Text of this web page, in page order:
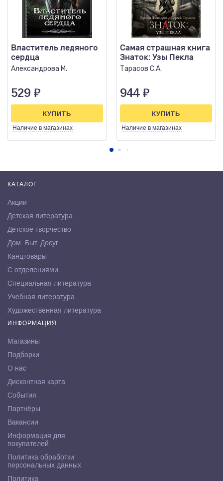
Властитель ледяного
сердца
Александрова М.
529 ₽
Наличие в магазинах
КУПИТЬ
Самая страшная книга
Знаток: Узы Пекла
Тарасов С.А.
944 ₽
Наличие в магазинах
КУПИТЬ
КАТАЛОГ
Акции
Детская литература
Детское творчество
Дом. Быт. Досуг.
Канцтовары
С отделениями
Специальная литература
Учебная литература
Художественная литература
ИНФОРМАЦИЯ
Магазины
Подборки
О нас
Дисконтная карта
События
Партнёры
Вакансии
Информация для
покупателей
Политика обработки
персональных данных
Политика